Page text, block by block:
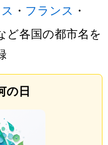
・ フランス ・
ど各国の都市名を
の日